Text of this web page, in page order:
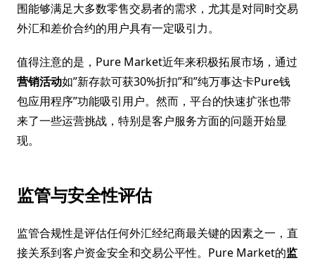
围能够满足大多数零售交易者的需求，尤其是对同时交易
外汇和差价合约的用户具有一定吸引力。
值得注意的是，Pure Market近年来积极拓展市场，通过
营销活动如”新存款可获30%折扣”和”纯万事达卡Pure钱
包应用程序”功能吸引用户。然而，平台的快速扩张也带
来了一些运营挑战，特别是客户服务方面的问题开始显
现。
监管与安全性评估
监管合规性是评估任何外汇经纪商最关键的因素之一，直
接关系到客户资金安全和交易公平性。Pure Market的监